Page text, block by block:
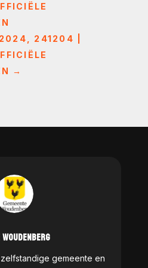
241204 |
→
gemeente en